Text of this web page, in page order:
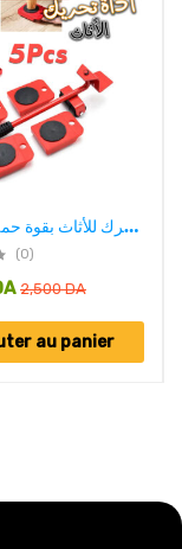
طقم 5 قطع ناقل ومحرك للأثاث بقوة حمل 150 كغ
(0)
2,500DA
au panier